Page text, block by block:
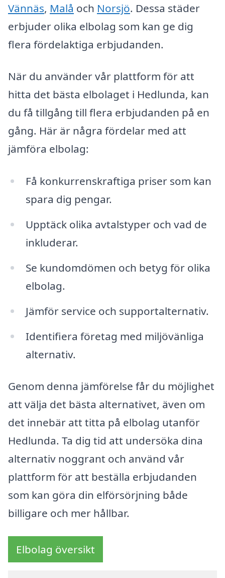
Vännäs, Malå och Norsjö. Dessa städer
erbjuder olika elbolag som kan ge dig
flera fördelaktiga erbjudanden.
När du använder vår plattform för att
hitta det bästa elbolaget i Hedlunda, kan
du få tillgång till flera erbjudanden på en
gång. Här är några fördelar med att
jämföra elbolag:
Få konkurrenskraftiga priser som kan
spara dig pengar.
Upptäck olika avtalstyper och vad de
inkluderar.
Se kundomdömen och betyg för olika
elbolag.
Jämför service och supportalternativ.
Identifiera företag med miljövänliga
alternativ.
Genom denna jämförelse får du möjlighet
att välja det bästa alternativet, även om
det innebär att titta på elbolag utanför
Hedlunda. Ta dig tid att undersöka dina
alternativ noggrant och använd vår
plattform för att beställa erbjudanden
som kan göra din elförsörjning både
billigare och mer hållbar.
Elbolag översikt